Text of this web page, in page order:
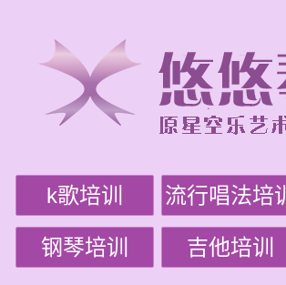
k歌培训 流行唱法培训
钢琴培训 吉他培训